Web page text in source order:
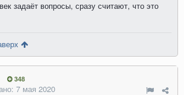
задаёт вопросы, сразу считают, что это
348
7 мая 2020